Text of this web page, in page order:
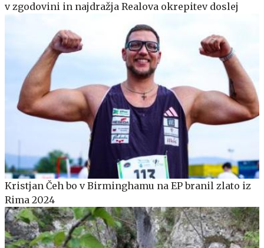
v zgodovini in najdražja Realova okrepitev doslej
Kristjan Čeh bo v Birminghamu na EP branil zlato iz
Rima 2024